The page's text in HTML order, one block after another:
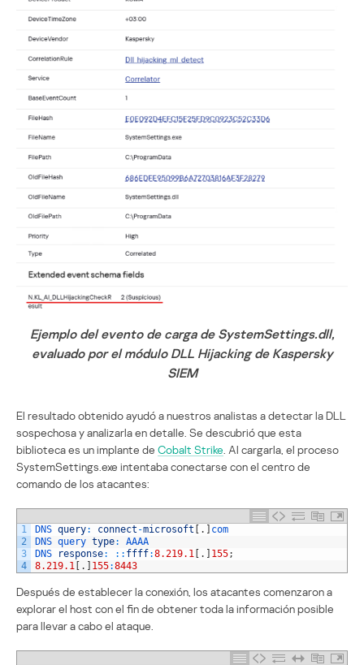
Ejemplo del evento de carga de SystemSettings.dll,
evaluado por el módulo DLL Hijacking de Kaspersky
SIEM
El resultado obtenido ayudó a nuestros analistas a detectar la DLL
sospechosa y analizarla en detalle. Se descubrió que esta
biblioteca es un implante de Cobalt Strike. Al cargarla, el proceso
SystemSettings.exe intentaba conectarse con el centro de
comando de los atacantes:
1
2
3
4
DNS query: connect -microsoft .
com
DNS query type:
AAAA
DNS
response: :: ffff:8.219.1 . 155;
8.219.1
. 155:8443
Después de establecer la conexión, los atacantes comenzaron a
explorar el host con el fin de obtener toda la información posible
para llevar a cabo el ataque.